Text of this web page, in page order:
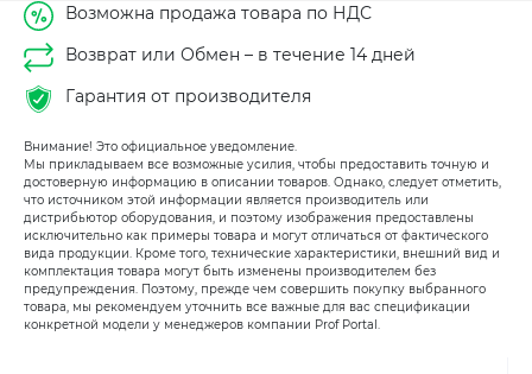
Возможна продажа товара по НДС
Возврат или Обмен – в течение 14 дней
Гарантия от производителя
Внимание! Это официальное уведомление.
Мы прикладываем все возможные усилия, чтобы предоставить точную и
достоверную информацию в описании товаров. Однако, следует отметить,
что источником этой информации является производитель или
дистрибьютор оборудования, и поэтому изображения предоставлены
исключительно как примеры товара и могут отличаться от фактического
вида продукции. Кроме того, технические характеристики, внешний вид и
комплектация товара могут быть изменены производителем без
предупреждения. Поэтому, прежде чем совершить покупку выбранного
товара, мы рекомендуем уточнить все важные для вас спецификации
конкретной модели у менеджеров компании Prof Portal.